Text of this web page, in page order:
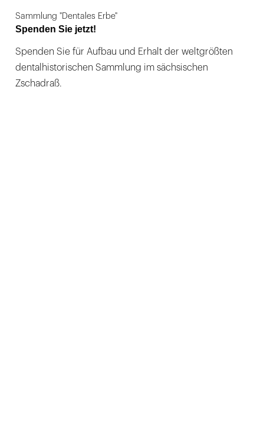
Sammlung "Dentales Erbe"
Spenden Sie jetzt!
Spenden Sie für Aufbau und Erhalt der weltgrößten
dentalhistorischen Sammlung im sächsischen
Zschadraß.